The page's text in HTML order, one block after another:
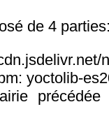
de 4
yoctolib-